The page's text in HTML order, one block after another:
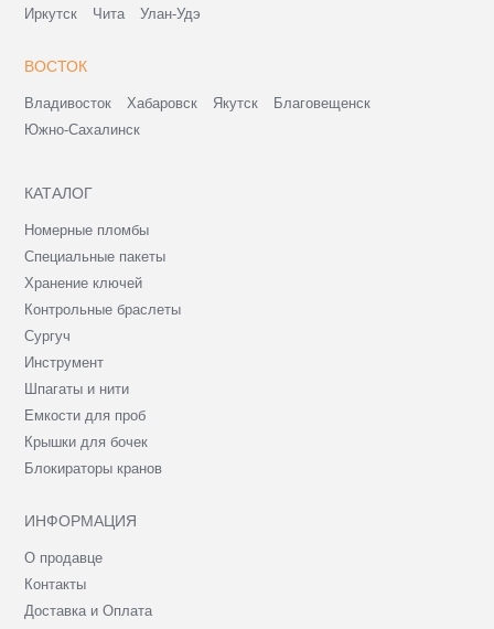
Иркутск Чита Улан-Удэ
ВОСТОК
Владивосток Хабаровск Якутск
Благовещенск
Южно-Сахалинск
КАТАЛОГ
Номерные пломбы
Специальные пакеты
Хранение ключей
Контрольные браслеты
Сургуч
Инструмент
Шпагаты и нити
Емкости для проб
Крышки для бочек
Блокираторы кранов
ИНФОРМАЦИЯ
О продавце
Контакты
Доставка и Оплата